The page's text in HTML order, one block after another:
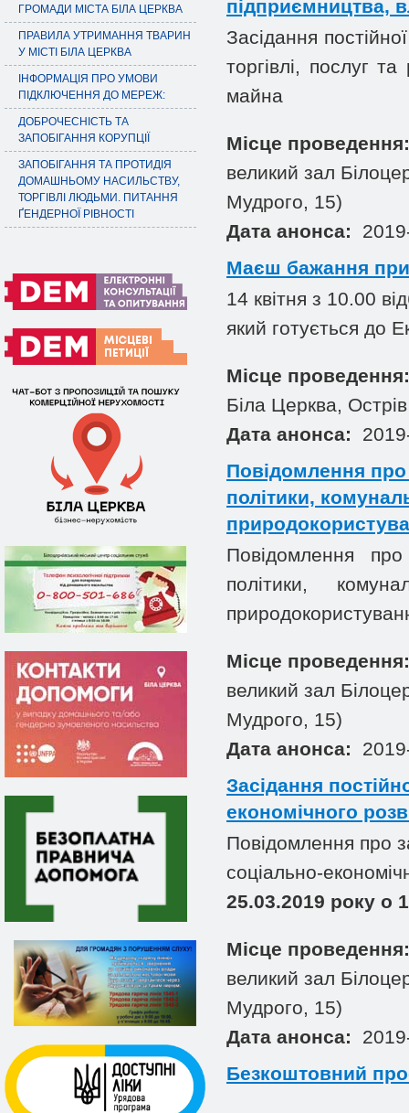
ГРОМАДИ МІСТА БІЛА ЦЕРКВА
ПРАВИЛА УТРИМАННЯ ТВАРИН
У МІСТІ БІЛА ЦЕРКВА
ІНФОРМАЦІЯ ПРО УМОВИ
ПІДКЛЮЧЕННЯ ДО МЕРЕЖ:
ДОБРОЧЕСНІСТЬ ТА
ЗАПОБІГАННЯ КОРУПЦІЇ
ЗАПОБІГАННЯ ТА ПРОТИДІЯ
ДОМАШНЬОМУ НАСИЛЬСТВУ,
ТОРГІВЛІ ЛЮДЬМИ. ПИТАННЯ
ҐЕНДЕРНОЇ РІВНОСТІ
підприємництва,
Засідання
торгівлі, послуг
майна
Місце
великий зал
Мудрого, 15)
Дата анонса:
Маєш бажання
14 квітня з 10.00
який готується до
Місце
Біла Церква,
Дата анонса:
Повідомлення про
політики,
Повідомлення про
політики,
Місце
великий зал
Мудрого, 15)
Дата анонса:
Засідання
економічного
Повідомлення про
соціально-
25.03.2019 року о
Місце
великий зал
Мудрого, 15)
Дата анонса:
Безкоштовний